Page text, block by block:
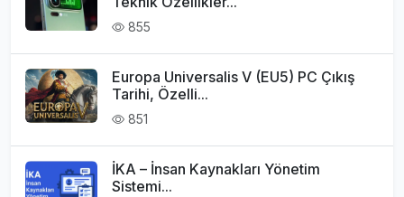
855
Europa Universalis V (EU5) PC Çıkış
Tarihi, Özelli...
851
İKA – İnsan Kaynakları Yönetim
Sistemi...